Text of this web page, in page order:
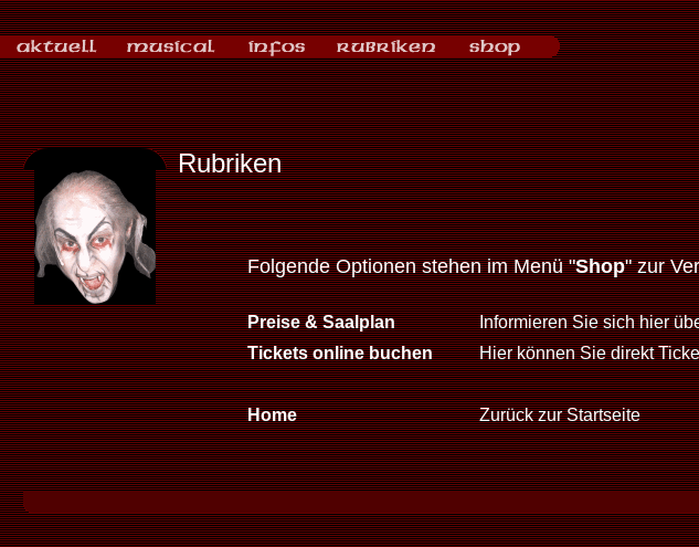
Rubriken
Folgende Optionen stehen im Menü "Shop" zur
Preise & Saalplan
Informieren Sie sich hier
Tickets online buchen
Hier können Sie direkt
Home Zurück zur Startseite